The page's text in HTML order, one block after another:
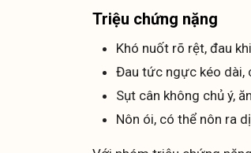
Triệu chứng nặng
Khó nuốt rõ rệt, đau
Đau tức ngực kéo dài,
Sụt cân không chủ ý,
Nôn ói, có thể nôn ra